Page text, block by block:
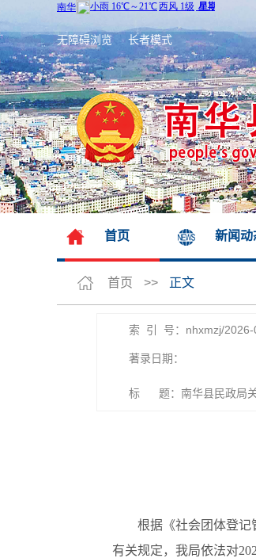
无障碍浏览 长者模式
首页 新闻动
首页 >> 正文
索 引 号：nhxmzj/2026-
著录日期：
标 题：南华县民政局关
根据《社会团体登记
有关规定，我局依法对